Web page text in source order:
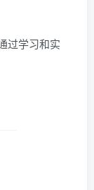
过学习和实